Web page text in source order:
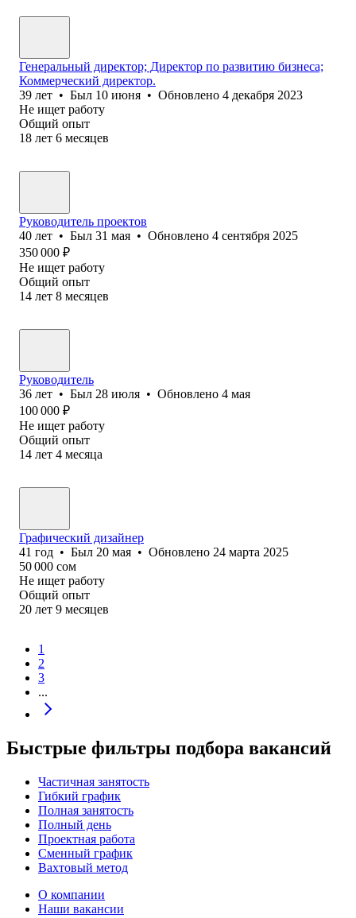
Генеральный директор; Директор по развитию бизнеса;
Коммерческий директор.
39 лет • Был 10 июня • Обновлено 4 декабря 2023
Не ищет работу
Общий опыт
18 лет 6 месяцев
Руководитель проектов
40 лет • Был 31 мая • Обновлено 4 сентября 2025
350 000 ₽
Не ищет работу
Общий опыт
14 лет 8 месяцев
Руководитель
36 лет • Был 28 июля • Обновлено 4 мая
100 000 ₽
Не ищет работу
Общий опыт
14 лет 4 месяца
Графический дизайнер
41 год • Был 20 мая • Обновлено 24 марта 2025
50 000 сом
Не ищет работу
Общий опыт
20 лет 9 месяцев
1
2
3
...
Быстрые фильтры подбора вакансий
Частичная занятость
Гибкий график
Полная занятость
Полный день
Проектная работа
Сменный график
Вахтовый метод
О компании
Наши вакансии